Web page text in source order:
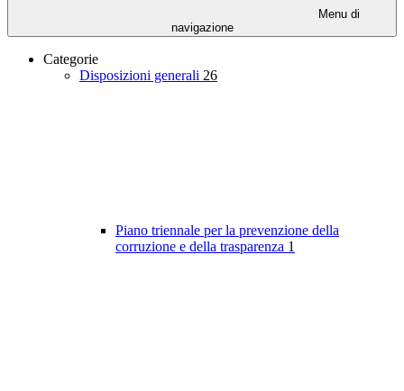
Menu di
navigazione
Categorie
Disposizioni generali 26
Piano triennale per la prevenzione della
corruzione e della trasparenza 1